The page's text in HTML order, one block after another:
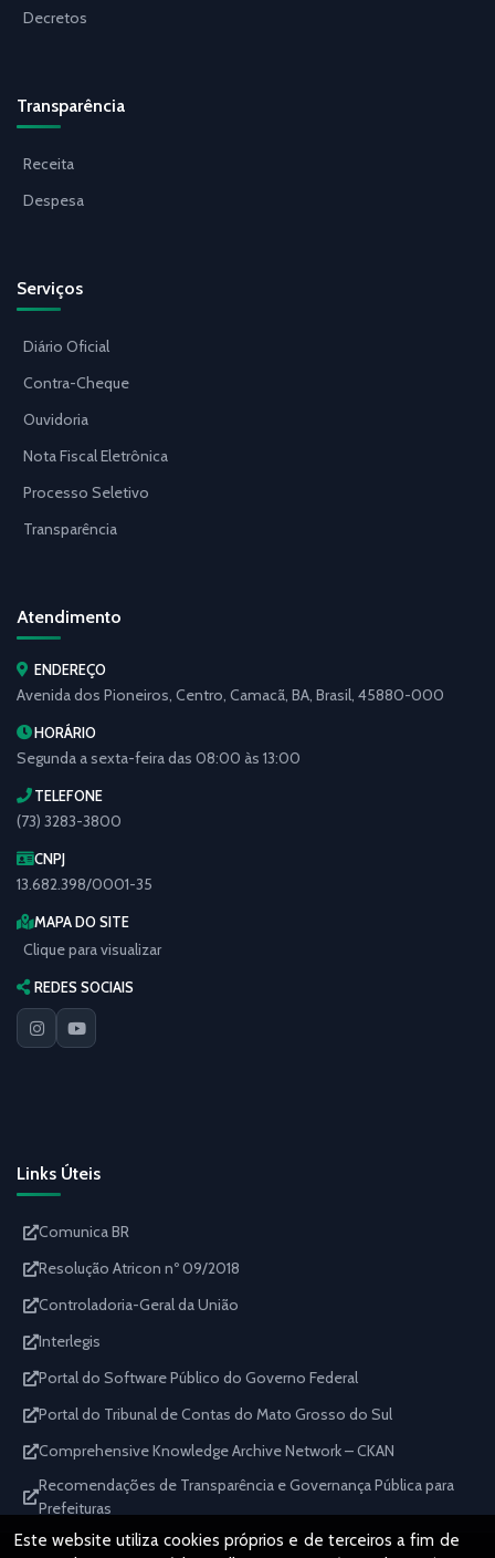
Decretos
Transparência
Receita
Despesa
Serviços
Diário Oficial
Contra-Cheque
Ouvidoria
Nota Fiscal Eletrônica
Processo Seletivo
Transparência
Atendimento
ENDEREÇO
Avenida dos Pioneiros, Centro, Camacã, BA, Brasil, 45880-000
HORÁRIO
Segunda a sexta-feira das 08:00 às 13:00
TELEFONE
(73) 3283-3800
CNPJ
13.682.398/0001-35
MAPA DO SITE
Clique para visualizar
REDES SOCIAIS
Links Úteis
Comunica BR
Resolução Atricon nº 09/2018
Controladoria-Geral da União
Interlegis
Portal do Software Público do Governo Federal
Portal do Tribunal de Contas do Mato Grosso do Sul
Comprehensive Knowledge Archive Network – CKAN
Recomendações de Transparência e Governança Pública para
Prefeituras
Este website utiliza cookies próprios e de terceiros a fim de